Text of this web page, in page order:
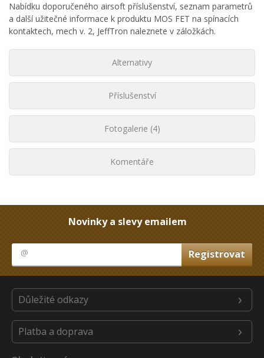
Nabídku doporučeného airsoft příslušenství, seznam parametrů
a další užitečné informace k produktu MOS FET na spínacích
kontaktech, mech v. 2, JeffTron naleznete v záložkách.
Alternativy
Příslušenství
Fotogalerie (4)
Komentáře
Novinky a slevy emailem
Důležité odkazy
Platba a doprava